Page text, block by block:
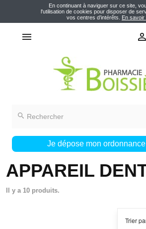
En continuant à naviguer sur ce site,
l'utilisation de cookies pour disposer de
vos centres d’intérêts. En savoir
Je dépose mon
APPAREIL
Il y a 10 produits.